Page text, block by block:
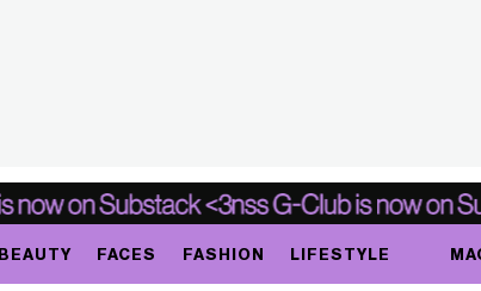
BEAUTY FACES FASHION LIFESTYLE